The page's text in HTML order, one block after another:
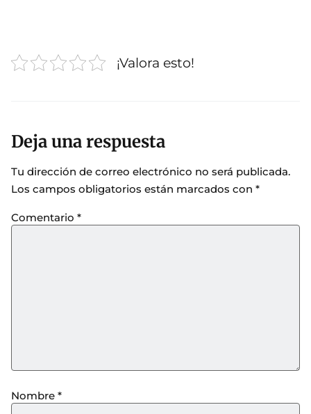
¡Valora esto!
Deja una respuesta
Tu dirección de correo electrónico no será publicada.
Los campos obligatorios están marcados con *
Comentario *
Nombre *